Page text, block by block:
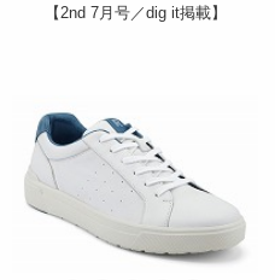
【2nd 7月号／dig it掲載】